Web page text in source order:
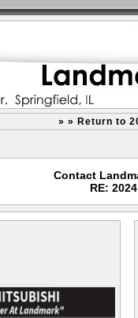
» » Return to
Contact
RE: